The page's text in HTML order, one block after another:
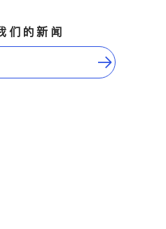
们的新闻